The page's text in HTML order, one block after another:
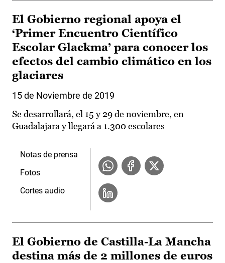
El Gobierno regional apoya el
‘Primer Encuentro Científico
Escolar Glackma’ para conocer los
efectos del cambio climático en los
glaciares
15 de Noviembre de 2019
Se desarrollará, el 15 y 29 de noviembre, en
Guadalajara y llegará a 1.300 escolares
Notas de prensa
Fotos
Cortes audio
El Gobierno de Castilla-La Mancha
destina más de 2 millones de euros